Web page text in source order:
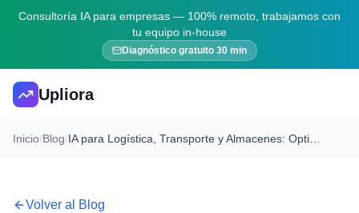
Consultoría IA para empresas — 100% remoto, trabajamos con
tu equipo in-house
Diagnóstico gratuito 30 min
Upliora
Inicio/Blog/
Volver al Blog